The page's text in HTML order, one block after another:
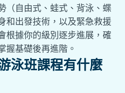
（自由式、蛙式、背泳、蝶
和出發技術，以及緊急救援
根據你的級別逐步進展，確
握基礎後再進階。
泳班課程有什麼